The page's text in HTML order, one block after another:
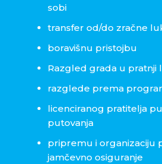
sobi
transfer od/do zračne
boravišnu pristojbu
Razgled grada u pratnji
razglede prema
licenciranog pratitelja
putovanja
pripremu i organizaciju
jamčevno osiguranje